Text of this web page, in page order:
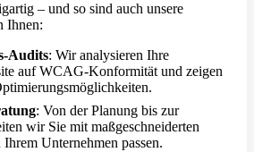
– und so sind auch unsere
Ihnen:
Audits: Wir analysieren Ihre
auf WCAG-Konformität und zeigen
: Von der Planung bis zur
wir Sie mit maßgeschneiderten
Unternehmen passen.